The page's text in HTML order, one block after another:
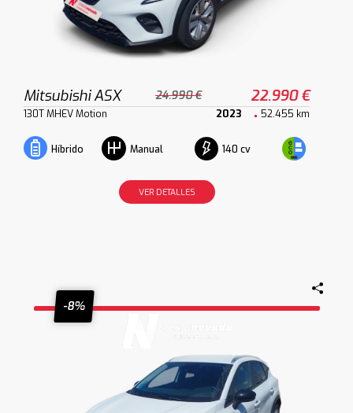
Mitsubishi ASX 24.990 € 22.990 €
130T MHEV Motion 2023 52.455 km
Híbrido Manual 140 cv
VER DETALLES
-8%